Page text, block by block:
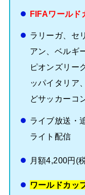
FIFAワールド
ラリーガ、セ
アン、ベルギ
ピオンズリー
ッパイタリア
どサッカーコ
ライブ放送・
ライト配信
月額4,200円(
ワールドカッ